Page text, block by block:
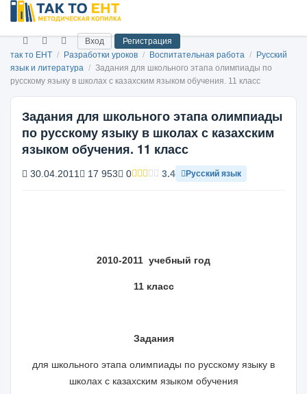
Вход
Регистрация
так то ЕНТ / Разработки уроков / Воспитательная работа /
Русский
язык и литература / Задания для школьного этапа олимпиады по
русскому языку в школах с казахским языком обучения. 11 класс
Задания для школьного этапа олимпиады
по русскому языку в школах с казахским
языком обучения. 11 класс
30.04.2011 17 953 0 3.4 Русский язык
2010-2011 учебный год
11 класс
Задания
для школьного этапа олимпиады по русскому языку в
школах с казахским языком обучения